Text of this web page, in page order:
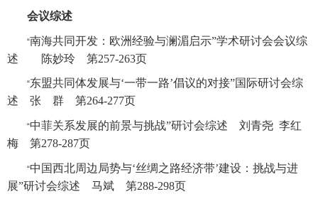
会议综述
“南海共同开发：欧洲经验与澜湄启示”学术研讨会会议综
述 陈妙玲 第257-263页
“东盟共同体发展与‘一带一路’倡议的对接”国际研讨会综
述 张 群 第264-277页
“中菲关系发展的前景与挑战”研讨会综述 刘青尧 李红
梅 第278-287页
“中国西北周边局势与‘丝绸之路经济带’建设：挑战与进
展”研讨会综述 马斌 第288-298页